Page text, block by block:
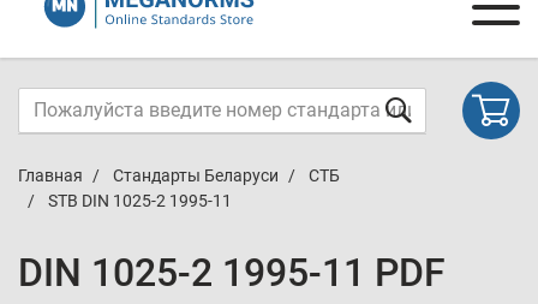
Главная Стандарты Беларуси
СТБ
STB DIN 1025-2 1995-11
DIN 1025-2 1995-11 PDF